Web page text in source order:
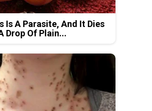
Is A Parasite, And It Dies
Drop Of Plain...